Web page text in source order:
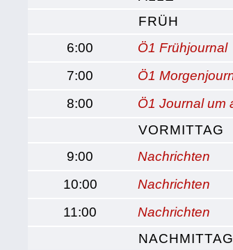
FRÜH
6:00
Ö1 Frühjournal
7:00
Ö1
8:00
Ö1 Journal um
VORMITTAG
9:00
Nachrichten
10:00
Nachrichten
11:00
Nachrichten
NACHMITTAG